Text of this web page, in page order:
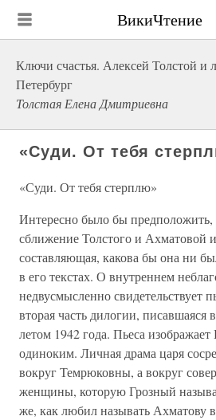
ВикиЧтение
Ключи счастья. Алексей Толстой и
Петербург
Толстая Елена Дмитриевна
«Суди. От тебя
«Суди. От тебя стерплю»
Интересно было бы предположить,
сближение Толстого и Ахматовой
составляющая, какова бы она ни
в его текстах. О внутреннем
недвусмысленно свидетельствует
вторая часть дилогии,
летом 1942 года. Пьеса изображает
одиноким. Личная драма царя
вокруг Темрюковны, а вокруг
женщины, которую Грозный
же, как любил называть Ахматову